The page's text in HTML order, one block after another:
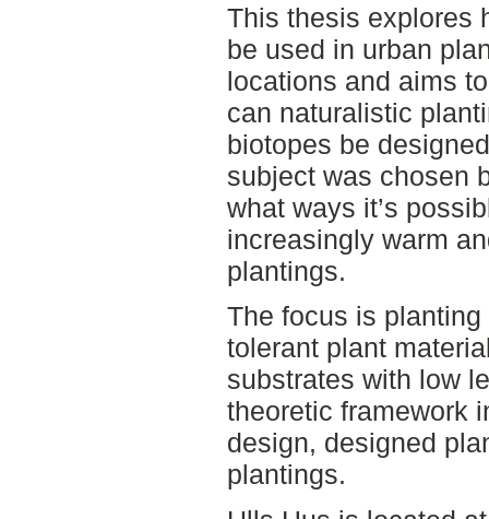
This thesis explores
be used in urban
locations and aims
can naturalistic
biotopes be
subject was chosen
what ways it’s
increasingly warm
plantings.
The focus is
tolerant plant
substrates with low
theoretic framework
design, designed
plantings.